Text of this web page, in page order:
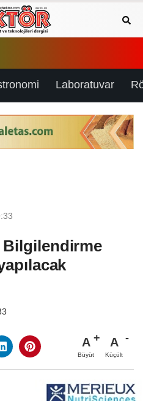
Laboratuvar
Bilgilendirme
A
Büyüt
A
Küçült